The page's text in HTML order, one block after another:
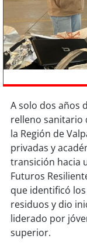
soyarica
soy iquique
soycalama
soy
soycopiapó
soy
soyquillota
soy
A solo dos años
relleno sanitario
la Región de
privadas y
transición hacia
Futuros
que identificó
residuos y dio
liderado por
superior.